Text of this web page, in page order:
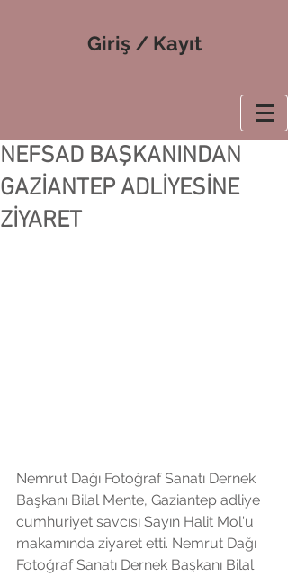
Giriş / Kayıt
NEFSAD BAŞKANINDAN
GAZİANTEP ADLİYESİNE
ZİYARET
Nemrut Dağı Fotoğraf Sanatı Dernek
Başkanı Bilal Mente, Gaziantep adliye
cumhuriyet savcısı Sayın Halit Mol'u
makamında ziyaret etti. Nemrut Dağı
Fotoğraf Sanatı Dernek Başkanı Bilal